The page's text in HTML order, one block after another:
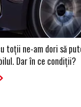
toții ne-am dori să
Dar în ce condiții?